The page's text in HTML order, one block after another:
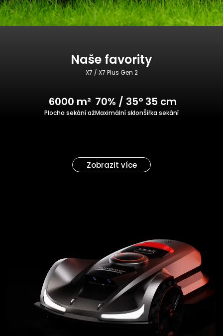
Naše favority
X7 / X7 Plus Gen 2
6000 m²
Plocha sekání až
70% / 35°
Maximální sklon
35 cm
Šířka sekání
Zobrazit více